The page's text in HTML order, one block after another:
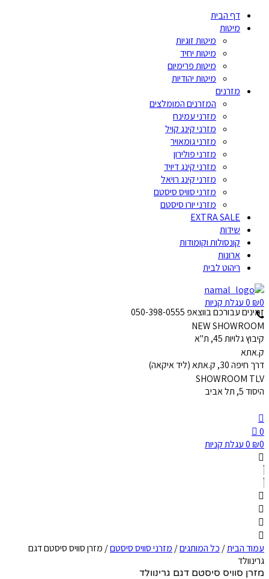
דף הבית
מיטות
מיטות זוגיות
מיטות יחיד
מיטות פרימיום
מיטות יהודיות
מזרנים
המזרנים המומלצים
מזרני עמינח
מזרני קינג קויל
מזרני גומאויר
מזרני פולירון
מזרני קינג דיויד
מזרני קינג רויאל
מזרני סוויס סיסטם
מזרני יורו סיסטם
EXTRA SALE
שידות
קונסולות וקומודות
ארונות
ריהוט לבית
₪0
0עגלת קניות
זמינים עבורכם בווצאפ 050-398-0555
NEW SHOWROOM
קיבוץ גלויות 45, ת"א
ק.אתא
דרך חיפה 30, ק.אתא (ליד איקאה)
SHOWROOM TLV
היסוד 5, תל אביב
0
₪0
0עגלת קניות
עמוד הבית/ כל המותגים/ מזרני סוויס סיסטם/ מזרן סוויס סיסטם דגם
גרינוולד
מזרן סוויס סיסטם דגם גרינוולד